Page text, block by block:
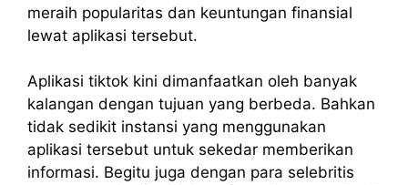
meraih popularitas dan keuntungan finansial
lewat aplikasi tersebut.
Aplikasi tiktok kini dimanfaatkan oleh banyak
kalangan dengan tujuan yang berbeda. Bahkan
tidak sedikit instansi yang menggunakan
aplikasi tersebut untuk sekedar memberikan
informasi. Begitu juga dengan para selebritis